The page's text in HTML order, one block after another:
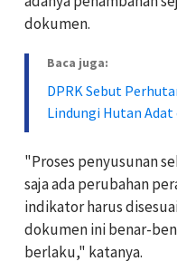
dokumen.
Baca juga:
DPRK Sebut
Lindungi Hutan Adat
"Proses penyusunan
saja ada perubahan
indikator harus
dokumen ini benar-
berlaku," katanya.